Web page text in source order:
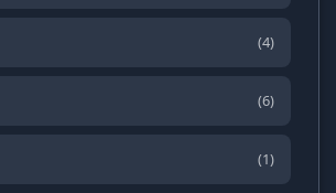
(4)
(6)
(1)